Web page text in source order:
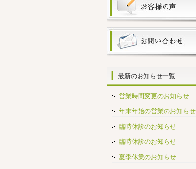
最新のお知らせ一覧
営業時間変更のお知らせ
年末年始の営業のお知らせ
臨時休診のお知らせ
臨時休診のお知らせ
夏季休業のお知らせ